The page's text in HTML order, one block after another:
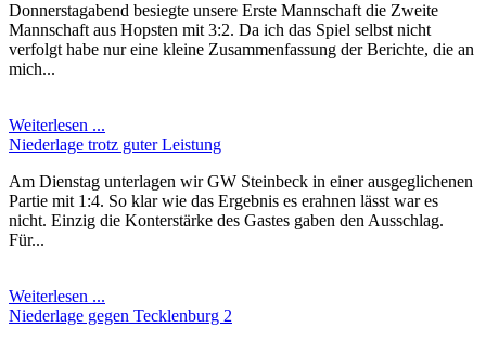
Donnerstagabend besiegte unsere Erste Mannschaft die Zweite
Mannschaft aus Hopsten mit 3:2. Da ich das Spiel selbst nicht
verfolgt habe nur eine kleine Zusammenfassung der Berichte, die an
mich...
Weiterlesen ...
Niederlage trotz guter Leistung
Am Dienstag unterlagen wir GW Steinbeck in einer ausgeglichenen
Partie mit 1:4. So klar wie das Ergebnis es erahnen lässt war es
nicht. Einzig die Konterstärke des Gastes gaben den Ausschlag.
Für...
Weiterlesen ...
Niederlage gegen Tecklenburg 2